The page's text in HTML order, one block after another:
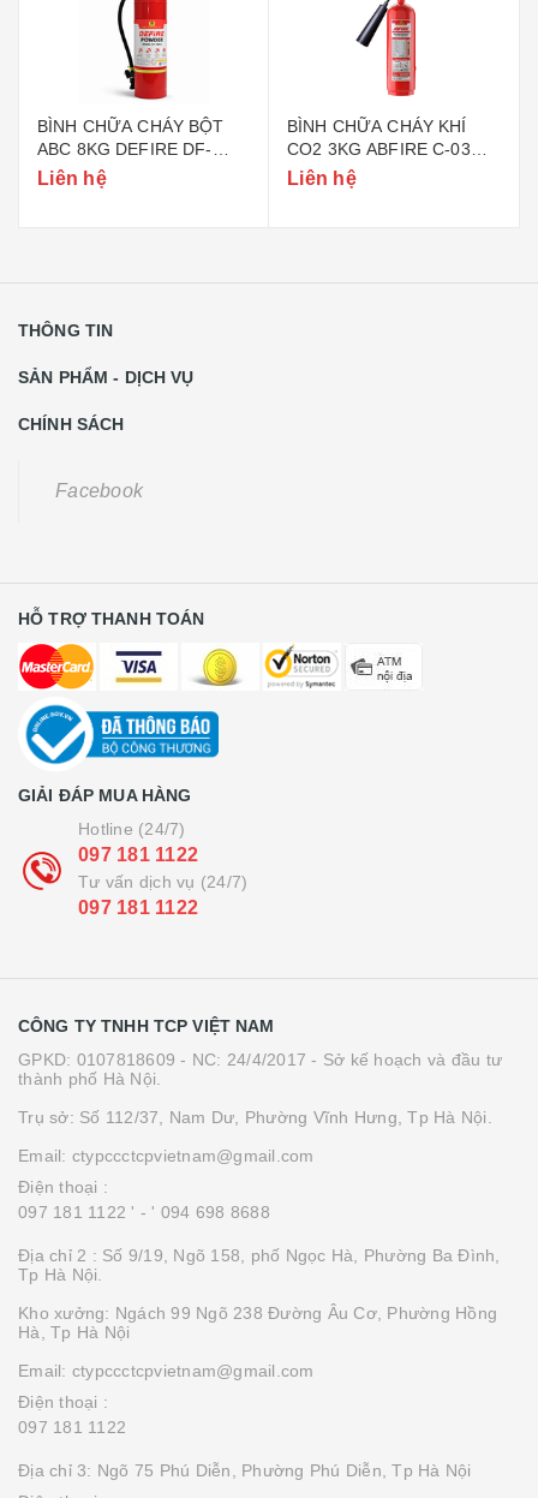
BÌNH CHỮA CHÁY BỘT
ABC 8KG DEFIRE DF-
ABC8 (BỘ CÔNG AN)
Liên hệ
BÌNH CHỮA CHÁY KHÍ
CO2 3KG ABFIRE C-03
(TEM BỘ CÔNG AN)
Liên hệ
THÔNG TIN
SẢN PHẨM - DỊCH VỤ
CHÍNH SÁCH
Facebook
HỖ TRỢ THANH TOÁN
GIẢI ĐÁP MUA HÀNG
Hotline (24/7)
097 181 1122
Tư vấn dịch vụ (24/7)
097 181 1122
CÔNG TY TNHH TCP VIỆT NAM
GPKD: 0107818609 - NC: 24/4/2017 - Sở kế hoạch và đầu tư
thành phố Hà Nội.
Trụ sở: Số 112/37, Nam Dư, Phường Vĩnh Hưng, Tp Hà Nội.
Email: ctypccctcpvietnam@gmail.com
Điện thoại :
097 181 1122 ' - ' 094 698 8688
Địa chỉ 2 : Số 9/19, Ngõ 158, phố Ngọc Hà, Phường Ba Đình,
Tp Hà Nội.
Kho xưởng: Ngách 99 Ngõ 238 Đường Âu Cơ, Phường Hồng
Hà, Tp Hà Nội
Email: ctypccctcpvietnam@gmail.com
Điện thoại :
097 181 1122
Địa chỉ 3: Ngõ 75 Phú Diễn, Phường Phú Diễn, Tp Hà Nội